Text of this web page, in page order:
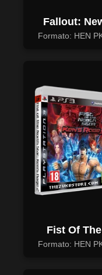
Fallout:
Vegas
Formato: HEN
Fist Of The
North: Star
Formato: HEN